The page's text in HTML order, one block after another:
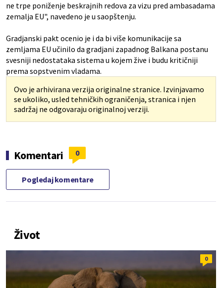
ne trpe poniženje beskrajnih redova za vizu pred ambasadama
zemalja EU", navedeno je u saopštenju.
Gradjanski pakt ocenio je i da bi više komunikacije sa
zemljama EU učinilo da gradjani zapadnog Balkana postanu
svesniji nedostataka sistema u kojem žive i budu kritičniji
prema sopstvenim vladama.
Ovo je arhivirana verzija originalne stranice. Izvinjavamo
se ukoliko, usled tehničkih ograničenja, stranica i njen
sadržaj ne odgovaraju originalnoj verziji.
Komentari 0
Pogledaj komentare
Život
0